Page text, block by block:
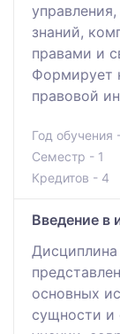
знаний,
правами и
Формирует
правовой
Год обучения
Семестр - 1
Кредитов - 4
Введение в
основных
сущности и